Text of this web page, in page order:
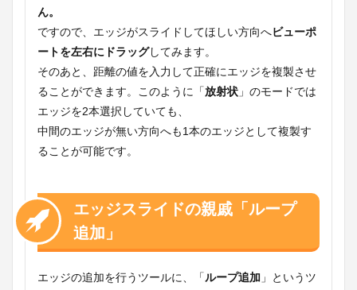
ん。
ですので、エッジがスライドしてほしい方向へビューポ
ートを左右にドラッグしてみます。
そのあと、距離の値を入力して正確にエッジを複製させ
ることができます。このように「放射状 」のモードでは
エッジを2本選択していても、
中間のエッジが無い方向へも1本のエッジとして複製す
ることが可能です。
エッジスライドの親戚「ループ
追加」
エッジの追加を行うツールに、「ループ追加 」というツ